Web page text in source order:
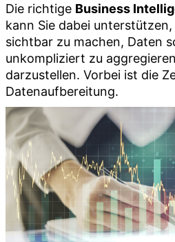
Die richtige Business
kann Sie dabei
sichtbar zu machen, Daten
unkompliziert zu
darzustellen. Vorbei ist die
Datenaufbereitung.